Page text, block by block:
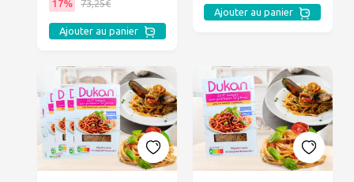
17% 73,25€
Ajouter au panier
Ajouter au panier